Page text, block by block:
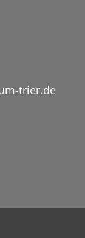
trier.de